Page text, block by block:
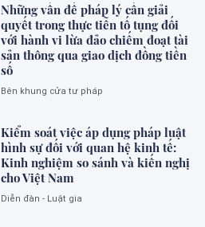
Những vấn đề pháp lý cần giải
quyết trong thực tiễn tố tụng đối
với hành vi lừa đảo chiếm đoạt tài
sản thông qua giao dịch đồng tiền
số
Bên khung cửa tư pháp
Kiểm soát việc áp dụng pháp luật
hình sự đối với quan hệ kinh tế:
Kinh nghiệm so sánh và kiến nghị
cho Việt Nam
Diễn đàn - Luật gia